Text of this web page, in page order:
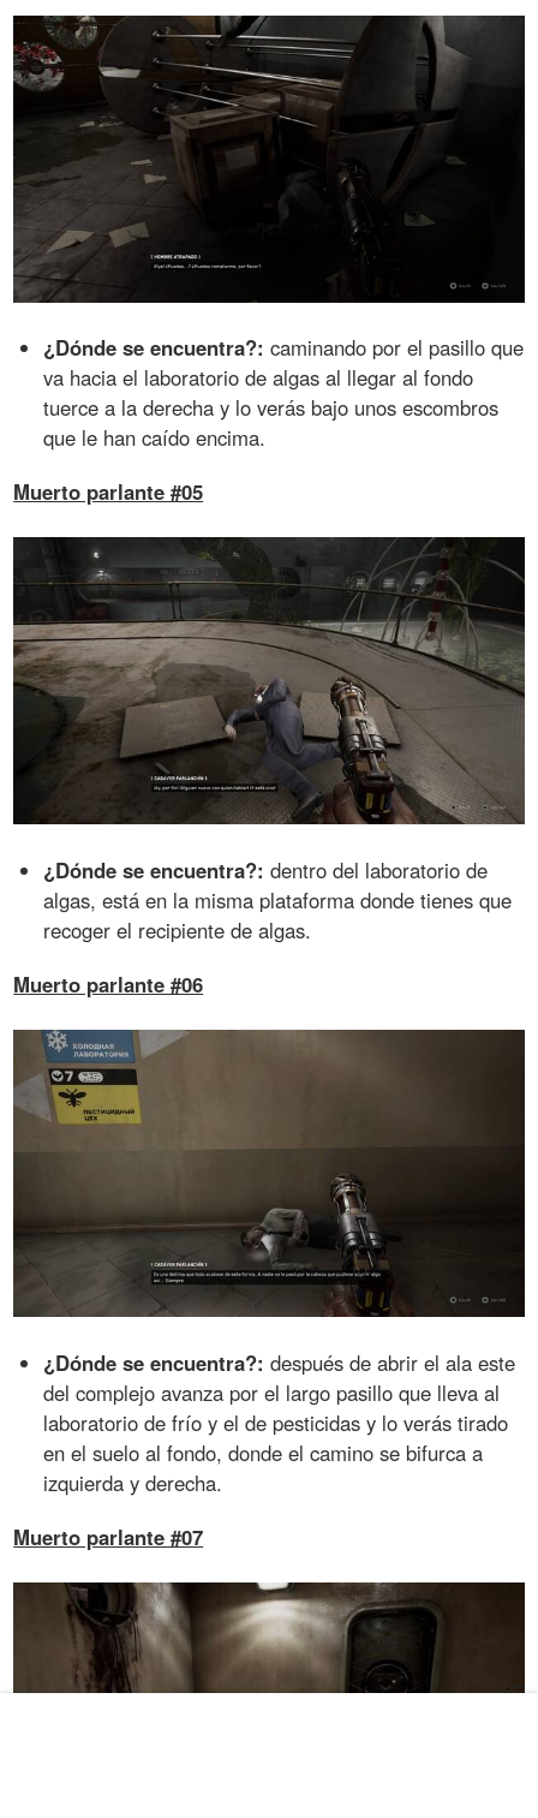
¿Dónde se encuentra?: caminando por el pasillo que
va hacia el laboratorio de algas al llegar al fondo
tuerce a la derecha y lo verás bajo unos escombros
que le han caído encima.
Muerto parlante #05
¿Dónde se encuentra?: dentro del laboratorio de
algas, está en la misma plataforma donde tienes que
recoger el recipiente de algas.
Muerto parlante #06
¿Dónde se encuentra?: después de abrir el ala este
del complejo avanza por el largo pasillo que lleva al
laboratorio de frío y el de pesticidas y lo verás tirado
en el suelo al fondo, donde el camino se bifurca a
izquierda y derecha.
Muerto parlante #07